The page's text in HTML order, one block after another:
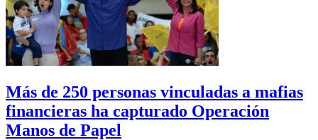
Más de 250 personas vinculadas a mafias
financieras ha capturado Operación
Manos de Papel